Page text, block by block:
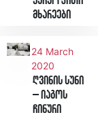
მხარეები
24 March
2020
ღვინის სუნი
– იაგოს
ჩინური